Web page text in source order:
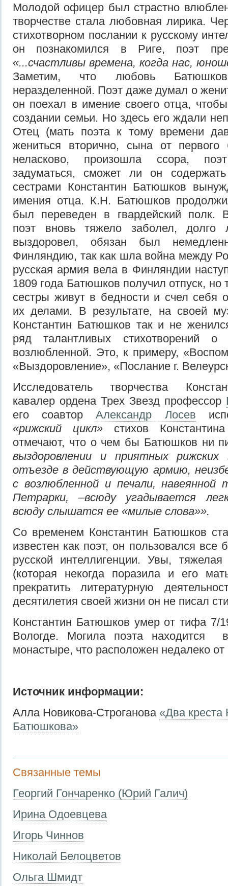
Молодой офицер был страстно
творчестве стала любовная лирика.
стихотворном послании к русскому
он познакомился в Риге, поэт
«...счастливы времена, когда нас,
Заметим, что любовь
неразделенной. Поэт даже думал о
он поехал в имение своего отца,
создании семьи. Но здесь его ждали
Отец (мать поэта к тому времени
жениться вторично, сына от первого
неласково, произошла ссора,
задуматься, сможет ли он
сестрами Константин Батюшков
имения отца. К.Н. Батюшков
был переведен в гвардейский полк.
поэт вновь тяжело заболел, долго
выздоровел, обязан был
Финляндию, так как шла война между
русская армия вела в Финляндии
1809 года Батюшков получил отпуск, но
сестры живут в бедности и счел себя
их делами. В результате, на своей
Константин Батюшков так и не
ряд талантливых стихотворений
возлюбленной. Это, к примеру,
«Выздоровление», «Послание г.
Исследователь творчества
кавалер ордена Трех Звезд профессор
его соавторАлександр Лосев
«рижский цикл» стихов
отмечают, что о чем бы Батюшков ни
выздоровлении и приятных рижских
отъезде в действующую армию,
с возлюбленной и печали, навеянной
Петрарки, –всюду угадывается
всюду слышатся ее «милые слова»».
Со временем Константин Батюшков
известен как поэт, он пользовался
русской интеллигенции. Увы,
(которая некогда поразила и его
прекратить литературную
десятилетия своей жизни он не писал
Константин Батюшков умер от тифа 7/
Вологде. Могила поэта находится
монастыре, что расположен недалеко
Источник информации:
Алла Новикова-Строганова «Два креста
Батюшкова»
Связанные темы
Георгий Гончаренко (Юрий Галич)
Ирина Одоевцева
Игорь Чиннов
Николай Белоцветов
Ольга Шмидт